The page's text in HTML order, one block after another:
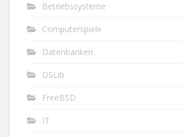
Betriebssysteme
Computerspiele
Datenbanken
DSLib
FreeBSD
IT